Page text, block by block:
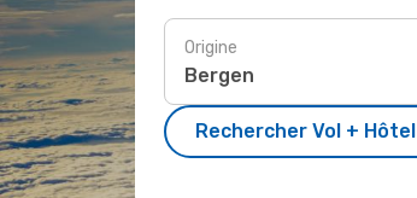
Origine
Rechercher Vol + Hôtel